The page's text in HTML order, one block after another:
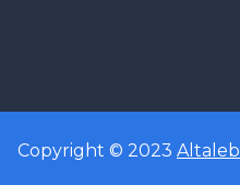
Copyright © 2023 Altaleb